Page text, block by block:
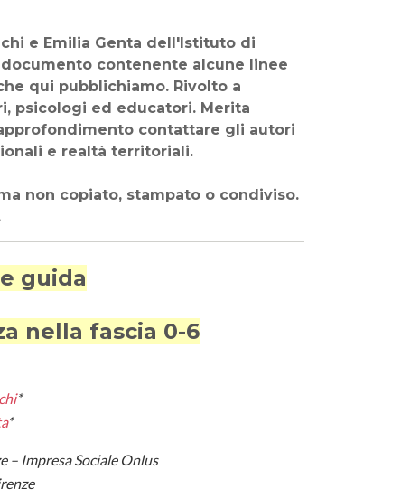
e Emilia Genta dell'Istituto di
contenente alcune linee
qui pubblichiamo. Rivolto a
psicologi ed educatori. Merita
contattare gli autori
e realtà territoriali.
non copiato, stampato o condiviso.
guida
nella fascia 0-6
*
*
– Impresa Sociale Onlus